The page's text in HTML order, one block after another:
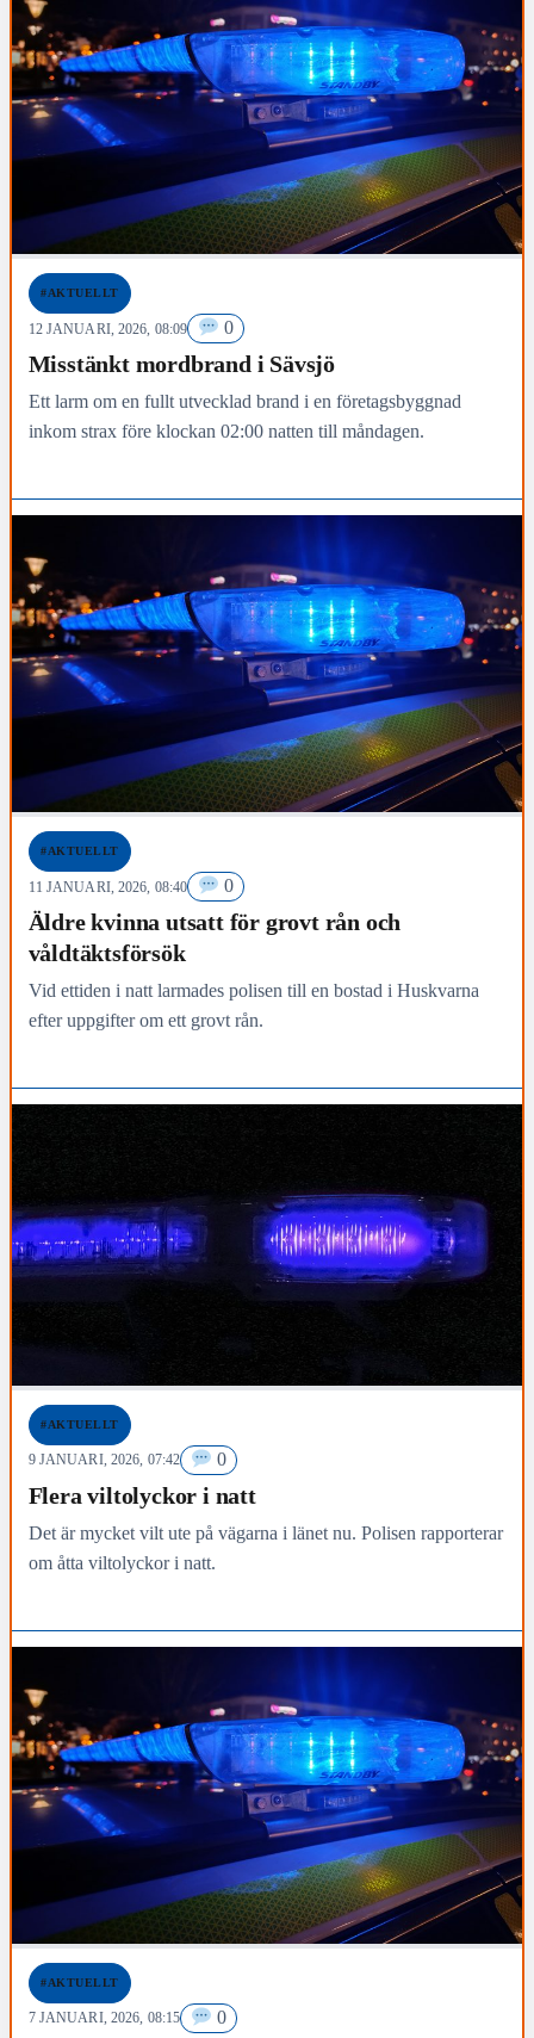
#AKTUELLT
12 JANUARI, 2026, 08:09 0
Misstänkt mordbrand i Sävsjö
Ett larm om en fullt utvecklad brand i en företagsbyggnad
inkom strax före klockan 02:00 natten till måndagen.
#AKTUELLT
11 JANUARI, 2026, 08:40 0
Äldre kvinna utsatt för grovt rån och
våldtäktsförsök
Vid ettiden i natt larmades polisen till en bostad i Huskvarna
efter uppgifter om ett grovt rån.
#AKTUELLT
9 JANUARI, 2026, 07:42 0
Flera viltolyckor i natt
Det är mycket vilt ute på vägarna i länet nu. Polisen rapporterar
om åtta viltolyckor i natt.
#AKTUELLT
7 JANUARI, 2026, 08:15 0